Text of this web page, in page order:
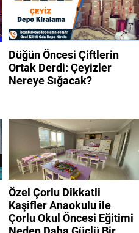
Düğün Öncesi Çiftlerin
Ortak Derdi: Çeyizler
Nereye Sığacak?
Özel Çorlu Dikkatli
Kaşifler Anaokulu ile
Çorlu Okul Öncesi Eğitimi